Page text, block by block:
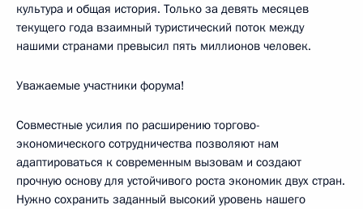
культура и общая история. Только за девять месяцев
текущего года взаимный туристический поток между
нашими странами превысил пять миллионов человек.
Уважаемые участники форума!
Совместные усилия по расширению торгово-
экономического сотрудничества позволяют нам
адаптироваться к современным вызовам и создают
прочную основу для устойчивого роста экономик двух стран.
Нужно сохранить заданный высокий уровень нашего